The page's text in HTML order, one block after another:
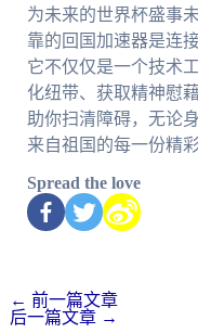
为未来的世界杯盛事
靠的回国加速器是连
它不仅仅是一个技术
化纽带、获取精神慰
助你扫清障碍，无论
来自祖国的每一份精彩
Spread the love
← 前一篇文章
后一篇文章 →